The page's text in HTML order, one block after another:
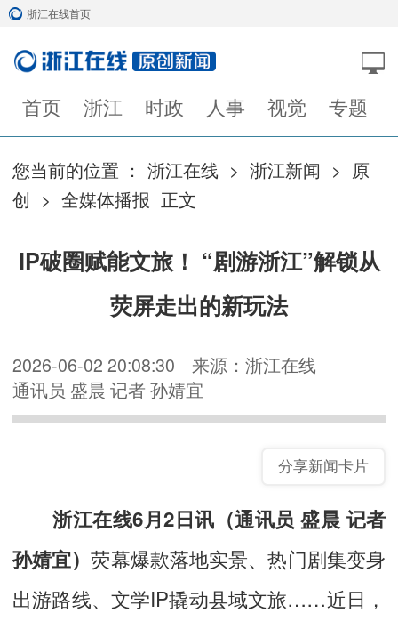
浙江在线首页
首页 浙江 时政 人事 视觉 专题
您当前的位置 ： 浙江在线 > 浙江新闻 > 原
创 > 全媒体播报 正文
IP破圈赋能文旅！ “剧游浙江”解锁从
荧屏走出的新玩法
2026-06-02 20:08:30
来源：浙江在线
通讯员 盛晨 记者 孙婧宜
分享新闻卡片
浙江在线6月2日讯（通讯员 盛晨 记者
孙婧宜）荧幕爆款落地实景、热门剧集变身
出游路线、文学IP撬动县域文旅……近日，